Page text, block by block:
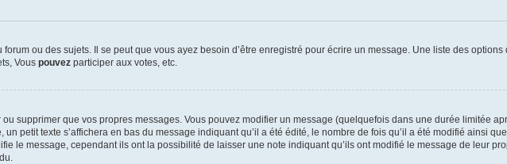
ou des sujets. Il se peut que vous ayez besoin d’être enregistré pour écrire un message. Une liste des
Vous pouvez participer aux votes, etc.
supprimer que vos propres messages. Vous pouvez modifier un message (quelquefois dans une durée limitée
petit texte s’affichera en bas du message indiquant qu’il a été édité, le nombre de fois qu’il a été modifié ainsi
le message, cependant ils ont la possibilité de laisser une note indiquant qu’ils ont modifié le message de leur